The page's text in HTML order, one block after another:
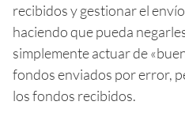
recibidos y gestionar el
haciendo que pueda
simplemente actuar de
fondos enviados por error,
los fondos recibidos.